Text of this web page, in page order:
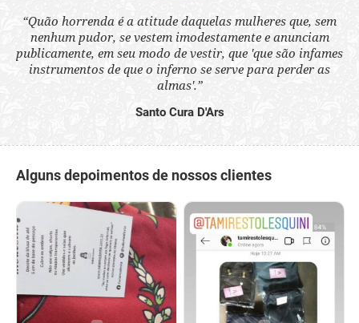
“Quão horrenda é a atitude daquelas mulheres que, sem
nenhum pudor, se vestem imodestamente e anunciam
publicamente, em seu modo de vestir, que 'que são infames
instrumentos de que o inferno se serve para perder as
almas'.”
Santo Cura D'Ars
Alguns depoimentos de nossos clientes